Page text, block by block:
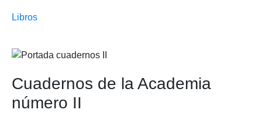
Libros
Cuadernos de la Academia
número II